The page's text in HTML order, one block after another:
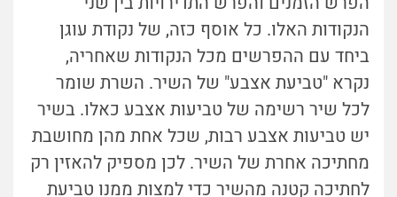
הנקודות האלו. כל אוסף כזה, של נקודת עוגן
ביחד עם ההפרשים מכל הנקודות שאחריה,
נקרא "טביעת אצבע" של השיר. השרת שומר
לכל שיר רשימה של טביעות אצבע כאלו. בשיר
יש טביעות אצבע רבות, שכל אחת מהן מחושבת
מחתיכה אחרת של השיר. לכן מספיק להאזין רק
לחתיכה קטנה מהשיר כדי למצות ממנו טביעת